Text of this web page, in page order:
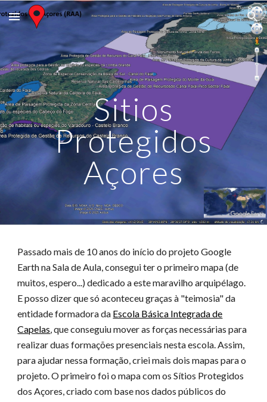
Skip to main content Skip to navigation
Sitios
Protegidos
Açores
Passado mais de 10 anos do início do projeto Google
Earth na Sala de Aula, consegui ter o primeiro mapa (de
muitos, espero...) dedicado a este maravilho arquipélago.
E posso dizer que só aconteceu graças à "teimosia" da
entidade formadora da Escola Básica Integrada de
Capelas, que conseguiu mover as forças necessárias para
realizar duas formações presenciais nesta escola. Assim,
para ajudar nessa formação, criei mais dois mapas para o
projeto. O primeiro foi o mapa com os Sítios Protegidos
dos Açores, criado com base nos dados públicos do